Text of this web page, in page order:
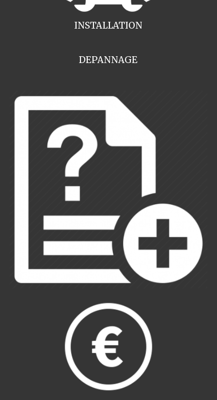
INSTALLATION
DEPANNAGE